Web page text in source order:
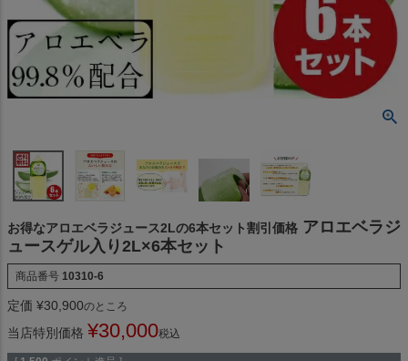
お得なアロエベラジュース2Lの6本セット割引価格 アロエベラジ
ュースゲル入り2L×6本セット
商品番号 10310-6
定価 ¥30,900のところ
当店特別価格 ¥30,000税込